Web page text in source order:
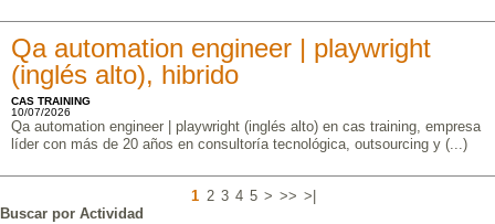
Qa automation engineer | playwright
(inglés alto), hibrido
CAS TRAINING
10/07/2026
Qa automation engineer | playwright (inglés alto) en cas training, empresa
líder con más de 20 años en consultoría tecnológica, outsourcing y (...)
1 2 3 4 5 > >> >|
Buscar por Actividad